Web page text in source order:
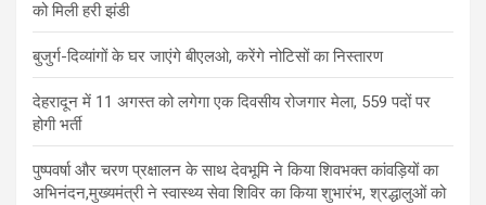
को मिली हरी झंडी
बुजुर्ग-दिव्यांगों के घर जाएंगे बीएलओ, करेंगे नोटिसों का निस्तारण
​देहरादून में 11 अगस्त को लगेगा एक दिवसीय रोजगार मेला, 559 पदों पर
होगी भर्ती
पुष्पवर्षा और चरण प्रक्षालन के साथ देवभूमि ने किया शिवभक्त कांवड़ियों का
अभिनंदन,मुख्यमंत्री ने स्वास्थ्य सेवा शिविर का किया शुभारंभ, श्रद्धालुओं को